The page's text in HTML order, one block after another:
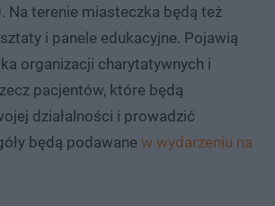
Na terenie miasteczka będą też
i panele edukacyjne. Pojawią
organizacji charytatywnych i
pacjentów, które będą
działalności i prowadzić
będą podawane w wydarzeniu na